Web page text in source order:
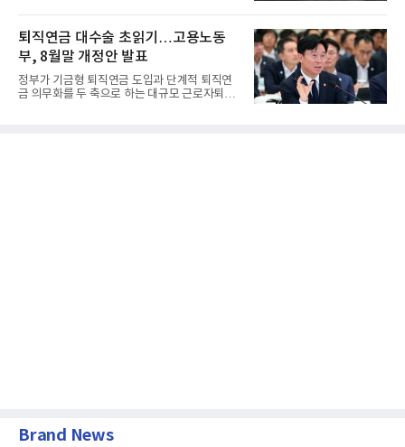
퇴직연금 대수술 초읽기…고용노동
부, 8월말 개정안 발표
정부가 기금형 퇴직연금 도입과 단계적 퇴직연
금 의무화를 두 축으로 하는 대규모 근로자퇴직
Brand News